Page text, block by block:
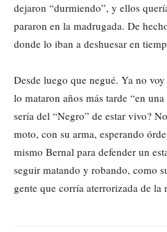
dejaron “durmiendo”, y ellos
pararon en la madrugada. De
donde lo iban a deshuesar en
Desde luego que negué. Ya no
lo mataron años más tarde “en
sería del “Negro” de estar vivo?
moto, con su arma, esperando
mismo Bernal para defender un
seguir matando y robando, como
gente que corría aterrorizada de